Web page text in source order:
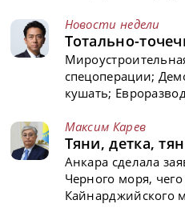
Новости недели
Тотально-
спецоперации;
кушать;
Максим Карев
Тяни, детка,
Анкара сделала
Черного моря,
Кайнарджийского